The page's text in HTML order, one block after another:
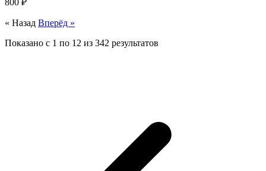
« Назад Вперёд »
Показано с 1 по 12 из 342 результатов